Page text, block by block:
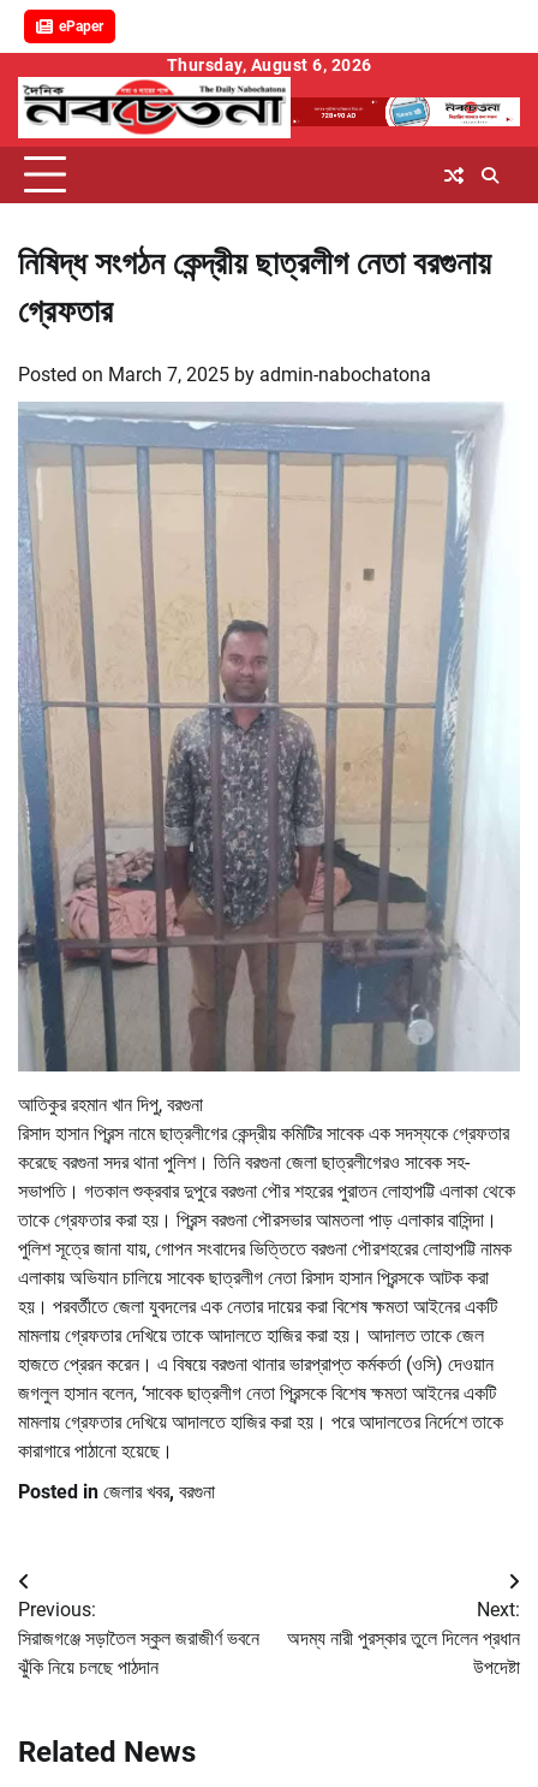
ePaper
content
Thursday, August 6, 2026
নিষিদ্ধ সংগঠন কেন্দ্রীয় ছাত্রলীগ নেতা বরগুনায়
গ্রেফতার
Posted on March 7, 2025 by admin-nabochatona
আতিকুর রহমান খান দিপু, বরগুনা
রিসাদ হাসান প্রিন্স নামে ছাত্রলীগের কেন্দ্রীয় কমিটির সাবেক এক সদস্যকে গ্রেফতার
করেছে বরগুনা সদর থানা পুলিশ। তিনি বরগুনা জেলা ছাত্রলীগেরও সাবেক সহ-
সভাপতি। গতকাল শুক্রবার দুপুরে বরগুনা পৌর শহরের পুরাতন লোহাপট্টি এলাকা থেকে
তাকে গ্রেফতার করা হয়। প্রিন্স বরগুনা পৌরসভার আমতলা পাড় এলাকার বাসিন্দা।
পুলিশ সূত্রে জানা যায়, গোপন সংবাদের ভিত্তিতে বরগুনা পৌরশহরের লোহাপট্টি নামক
এলাকায় অভিযান চালিয়ে সাবেক ছাত্রলীগ নেতা রিসাদ হাসান প্রিন্সকে আটক করা
হয়। পরবর্তীতে জেলা যুবদলের এক নেতার দায়ের করা বিশেষ ক্ষমতা আইনের একটি
মামলায় গ্রেফতার দেখিয়ে তাকে আদালতে হাজির করা হয়। আদালত তাকে জেল
হাজতে প্রেরন করেন। এ বিষয়ে বরগুনা থানার ভারপ্রাপ্ত কর্মকর্তা (ওসি) দেওয়ান
জগলুল হাসান বলেন, ‘সাবেক ছাত্রলীগ নেতা প্রিন্সকে বিশেষ ক্ষমতা আইনের একটি
মামলায় গ্রেফতার দেখিয়ে আদালতে হাজির করা হয়। পরে আদালতের নির্দেশে তাকে
কারাগারে পাঠানো হয়েছে।
Posted in জেলার খবর, বরগুনা
Post
navigation
Previous:
সিরাজগঞ্জে সড়াতৈল স্কুল জরাজীর্ণ ভবনে
ঝুঁকি নিয়ে চলছে পাঠদান
Next:
অদম্য নারী পুরস্কার তুলে দিলেন প্রধান
উপদেষ্টা
Related News